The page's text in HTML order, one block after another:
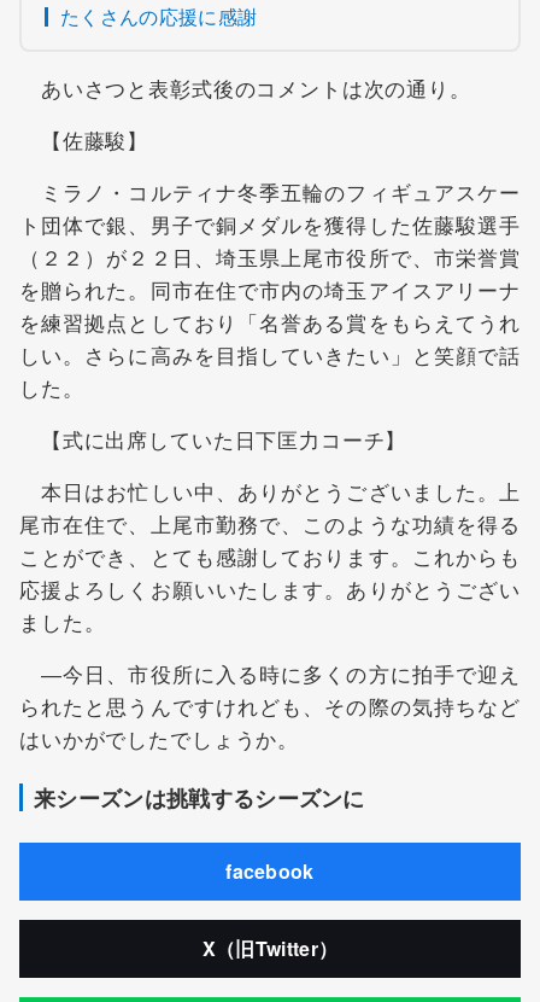
たくさんの応援に感謝
あいさつと表彰式後のコメントは次の通り。
【佐藤駿】
ミラノ・コルティナ冬季五輪のフィギュアスケー
ト団体で銀、男子で銅メダルを獲得した佐藤駿選手
（２２）が２２日、埼玉県上尾市役所で、市栄誉賞
を贈られた。同市在住で市内の埼玉アイスアリーナ
を練習拠点としており「名誉ある賞をもらえてうれ
しい。さらに高みを目指していきたい」と笑顔で話
した。
【式に出席していた日下匡力コーチ】
本日はお忙しい中、ありがとうございました。上
尾市在住で、上尾市勤務で、このような功績を得る
ことができ、とても感謝しております。これからも
応援よろしくお願いいたします。ありがとうござい
ました。
―今日、市役所に入る時に多くの方に拍手で迎え
られたと思うんですけれども、その際の気持ちなど
はいかがでしたでしょうか。
来シーズンは挑戦するシーズンに
facebook
X（旧Twitter）